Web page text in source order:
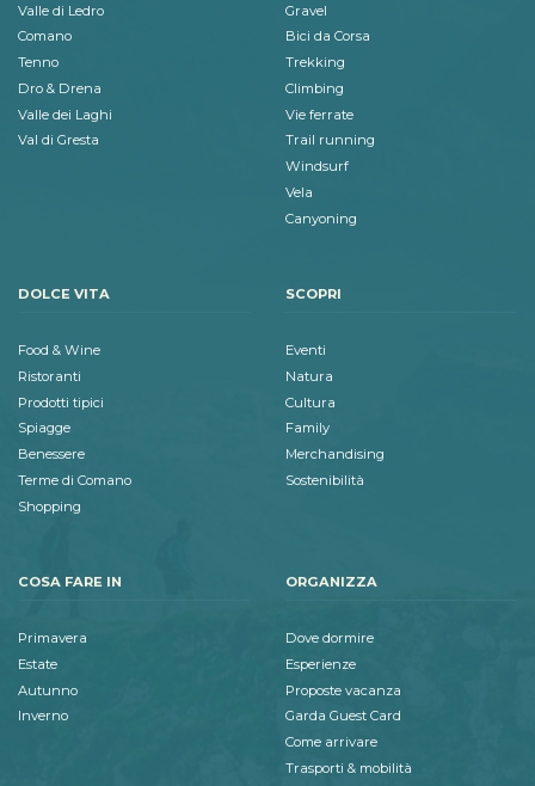
Valle di Ledro
Comano
Tenno
Dro & Drena
Valle dei Laghi
Val di Gresta
Gravel
Bici da Corsa
Trekking
Climbing
Vie ferrate
Trail running
Windsurf
Vela
Canyoning
DOLCE VITA
Food & Wine
Ristoranti
Prodotti tipici
Spiagge
Benessere
Terme di Comano
Shopping
SCOPRI
Eventi
Natura
Cultura
Family
Merchandising
Sostenibilità
COSA FARE IN
Primavera
Estate
Autunno
Inverno
ORGANIZZA
Dove dormire
Esperienze
Proposte vacanza
Garda Guest Card
Come arrivare
Trasporti & mobilità